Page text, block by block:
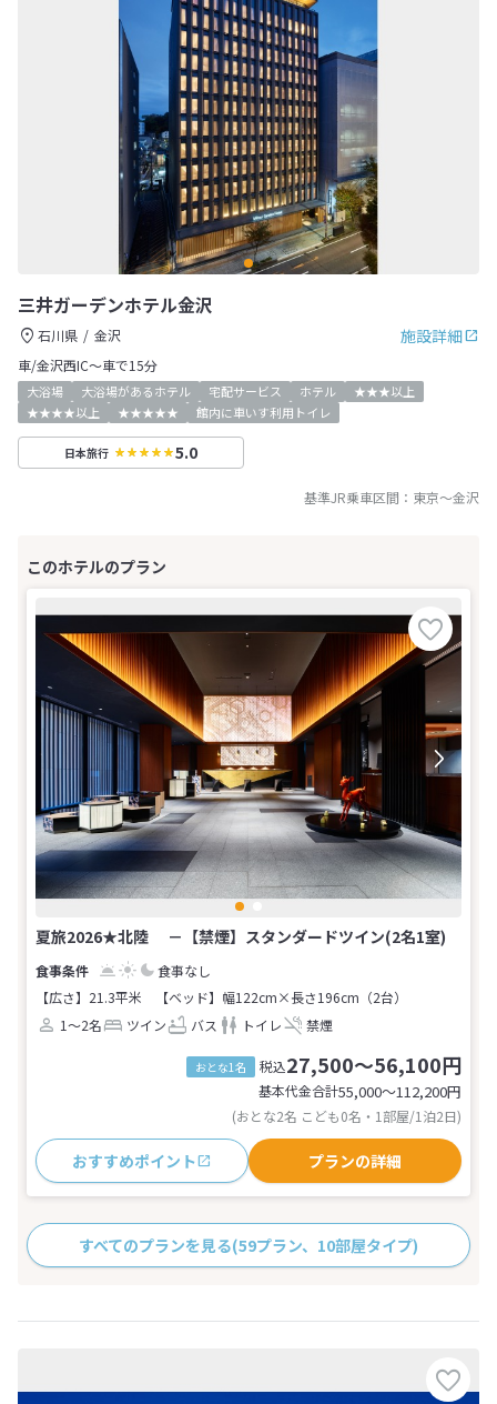
三井ガーデンホテル金沢
施設詳細
石川県
金沢
車/金沢西IC～車で15分
大浴場 大浴場があるホテル 宅配サービス ホテル
★★★以上
★★★★以上
★★★★★ 館内に車いす利用トイレ
日本旅行 5.0
基準JR乗車区間： 東京～金沢
夏旅2026★北陸 －【禁煙】スタンダードツイン(2名1室)
食事なし
【広さ】21.3平米
【ベッド】幅122cm×長さ196cm（2台）
1～2名
ツイン バス トイレ 禁煙
おとな1名 税込27,500～56,100円
基本代金合計55,000〜112,200円
(おとな2名 こども0名・1部屋/1泊2日)
おすすめポイント プランの詳細
すべてのプランを見る(59プラン、10部屋タイプ)